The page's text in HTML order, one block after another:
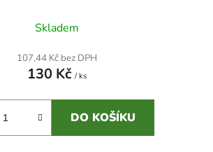
Skladem
107,44 Kč bez DPH
130 Kč / ks
DO KOŠÍKU